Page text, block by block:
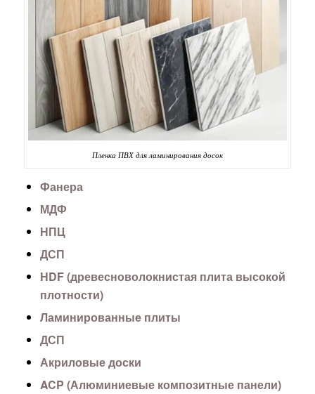
Пленка ПВХ для ламинирования досок
Фанера
МДФ
НПЦ
ДСП
HDF (древесноволокнистая плита высокой
плотности)
Ламинированные плиты
ДСП
Акриловые доски
ACP (Алюминиевые композитные панели)